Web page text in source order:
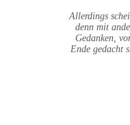
Allerdings
denn mit
Gedanken,
Ende gedacht